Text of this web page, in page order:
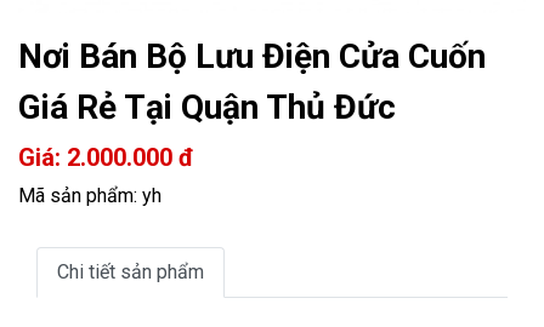
Nơi Bán Bộ Lưu Điện Cửa Cuốn
Giá Rẻ Tại Quận Thủ Đức
Giá: 2.000.000 đ
Mã sản phẩm: yh
Chi tiết sản phẩm